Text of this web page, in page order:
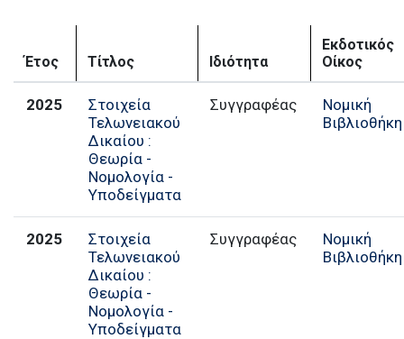
Έτος Τίτλος Ιδιότητα
Εκδοτικός
Οίκος
2025
Στοιχεία
Τελωνειακού
Δικαίου :
Θεωρία -
Νομολογία -
Υποδείγματα
Συγγραφέας
Νομική
Βιβλιοθήκη
2025
Στοιχεία
Τελωνειακού
Δικαίου :
Θεωρία -
Νομολογία -
Υποδείγματα
Συγγραφέας
Νομική
Βιβλιοθήκη